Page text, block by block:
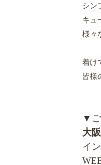
シン
キュ
様々
着け
皆様
▼
大
イ